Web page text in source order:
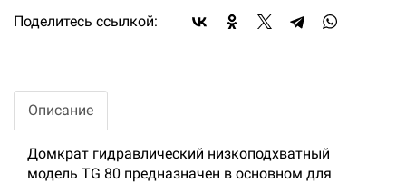
Поделитесь ссылкой:
Описание
Домкрат гидравлический низкоподхватный
модель TG 80 предназначен в основном для